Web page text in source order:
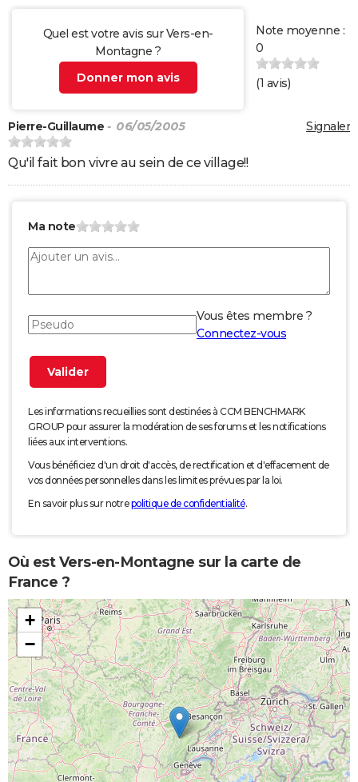
Quel est votre avis sur Vers-en-
Montagne ?
Donner mon avis
Note moyenne :
0
(1 avis)
Signaler
Pierre-Guillaume - 06/05/2005
Qu'il fait bon vivre au sein de ce village!!
Ma note
Vous êtes membre ?
Connectez-vous
Les informations recueillies sont destinées à CCM BENCHMARK
GROUP pour assurer la modération de ses forums et les notifications
liées aux interventions.
Vous bénéficiez d'un droit d'accès, de rectification et d'effacement de
vos données personnelles dans les limites prévues par la loi.
En savoir plus sur notrepolitique de confidentialité.
Où est Vers-en-Montagne sur la carte de
France ?
+
−